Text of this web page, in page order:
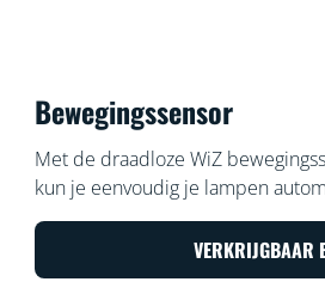
Bewegingssensor
Met de draadloze WiZ
kun je eenvoudig je lampen
inschakelen als je langsloopt en
je er niet bent. Plaats de sensor,
bij de ingang of in de hal en
VERKRIJGBAAR